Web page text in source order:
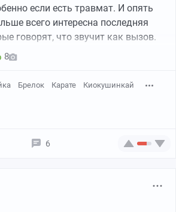
если есть травмат. И опять
всего интересна последняя
говорят, что звучит как вызов.
8
Брелок Карате Киокушинкай
6